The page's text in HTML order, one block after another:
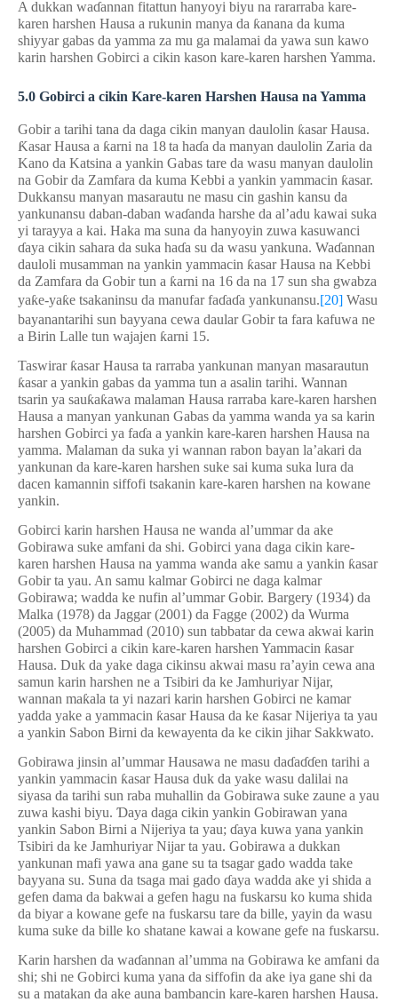
A dukkan waɗannan fitattun hanyoyi biyu na rararraba kare-
karen harshen Hausa a rukunin manya da ƙanana da kuma
shiyyar gabas da yamma za mu ga malamai da yawa sun kawo
karin harshen Gobirci a cikin kason kare-karen harshen Yamma.
5.0 Gobirci a cikin Kare-karen Harshen Hausa na Yamma
Gobir a tarihi tana da daga cikin manyan daulolin ƙasar Hausa.
Ƙasar Hausa a ƙarni na 18ta haɗa da manyan daulolin Zaria da
Kano da Katsina a yankin Gabas tare da wasu manyan daulolin
na Gobir da Zamfara da kuma Kebbi a yankin yammacin ƙasar.
Dukkansu manyan masarautu ne masu cin gashin kansu da
yankunansu daban-daban waɗanda harshe da al’adu kawai suka
yi tarayya a kai. Haka ma suna da hanyoyin zuwa kasuwanci
ɗaya cikin sahara da suka haɗa su da wasu yankuna. Waɗannan
dauloli musamman na yankin yammacin ƙasar Hausa na Kebbi
da Zamfara da Gobir tun a ƙarni na 16 da na 17 sun sha gwabza
yaƙe-yaƙe tsakaninsu da manufar faɗaɗa yankunansu.[20] Wasu
bayanantarihi sun bayyana cewa daular Gobir ta fara kafuwa ne
a Birin Lalle tun wajajen ƙarni 15.
Taswirarƙasar Hausa ta rarraba yankunan manyan masarautun
ƙasar a yankin gabas da yamma tun a asalin tarihi. Wannan
tsarin ya sauƙaƙawa malaman Hausa rarraba kare-karen harshen
Hausa a manyan yankunan Gabas da yamma wanda ya sa karin
harshen Gobirci ya faɗa a yankin kare-karen harshen Hausa na
yamma. Malaman da suka yi wannan rabon bayan la’akari da
yankunan da kare-karen harshen suke sai kuma suka lura da
dacen kamannin siffofi tsakanin kare-karen harshen na kowane
yankin.
Gobirci karin harshen Hausa ne wanda al’ummar da ake
Gobirawa suke amfani da shi. Gobirci yana daga cikin kare-
karen harshen Hausa na yamma wanda ake samu a yankin ƙasar
Gobir ta yau. An samu kalmar Gobirci ne daga kalmar
Gobirawa; wadda ke nufin al’ummar Gobir. Bargery (1934) da
Malka (1978) da Jaggar (2001) da Fagge (2002) da Wurma
(2005) da Muhammad (2010) sun tabbatar da cewa akwai karin
harshen Gobirci a cikin kare-karen harshen Yammacin ƙasar
Hausa. Duk da yake daga cikinsu akwai masu ra’ayin cewa ana
samun karin harshen ne a Tsibiri da ke Jamhuriyar Nijar,
wannan maƙala ta yi nazari karin harshen Gobirci ne kamar
yadda yake a yammacin ƙasar Hausa da ke ƙasar Nijeriya ta yau
a yankin Sabon Birni da kewayenta da ke cikin jihar Sakkwato.
Gobirawa jinsin al’ummar Hausawa ne masu daɗaɗɗen tarihi a
yankin yammacin ƙasar Hausa duk da yake wasu dalilai na
siyasa da tarihi sun raba muhallin da Gobirawa suke zaune a yau
zuwa kashi biyu. Ɗaya daga cikin yankin Gobirawan yana
yankin Sabon Birni a Nijeriya ta yau; ɗaya kuwa yana yankin
Tsibiri da ke Jamhuriyar Nijar ta yau. Gobirawa a dukkan
yankunan mafi yawa ana gane su ta tsagar gado wadda take
bayyana su. Suna da tsaga mai gado ɗaya wadda ake yi shida a
gefen dama da bakwai a gefen hagu na fuskarsu ko kuma shida
da biyar a kowane gefe na fuskarsu tare da bille, yayin da wasu
kuma suke da bille ko shatane kawai a kowane gefe na fuskarsu.
Karin harshen da waɗannan al’umma na Gobirawa ke amfani da
shi; shi ne Gobirci kuma yana da siffofin da ake iya gane shi da
su a matakan da ake auna bambancin kare-karen harshen Hausa.